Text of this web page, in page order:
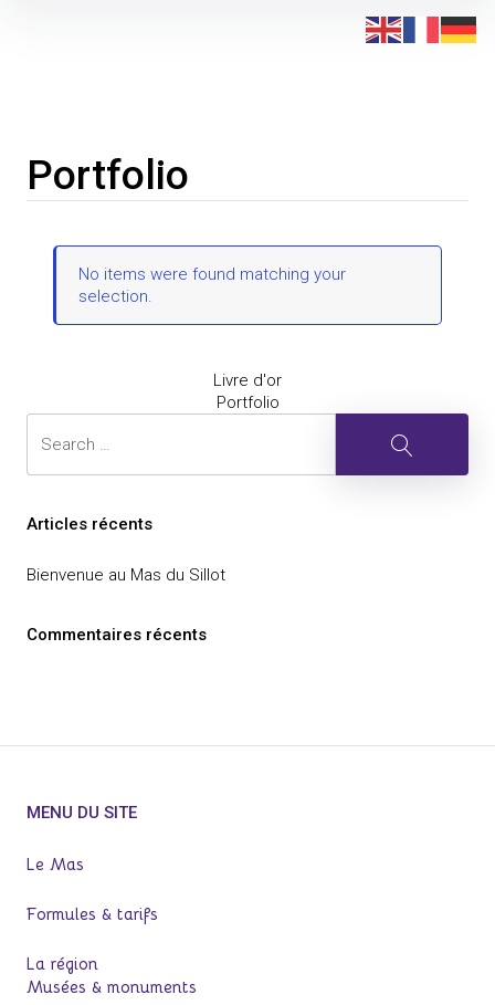
Portfolio
No items were found matching your
selection.
navigation
Previous
Post
Livre d'or
Next
Portfolio
Search
Articles récents
Bienvenue au Mas du Sillot
Commentaires récents
MENU DU SITE
Le Mas
Formules & tarifs
La région
Musées & monuments